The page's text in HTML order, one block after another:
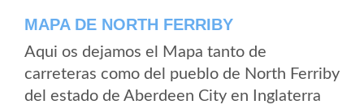
MAPA DE NORTH FERRIBY
Aqui os dejamos el Mapa tanto de
carreteras como del pueblo de North Ferriby
del estado de Aberdeen City en Inglaterra